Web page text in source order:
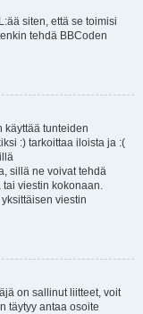
siten, että se toimisi
tehdä BBCoden
käyttää tunteiden
:) tarkoittaa iloista ja :(
sillä ne voivat tehdä
viestin kokonaan.
viestin
on sallinut liitteet, voit
täytyy antaa osoite